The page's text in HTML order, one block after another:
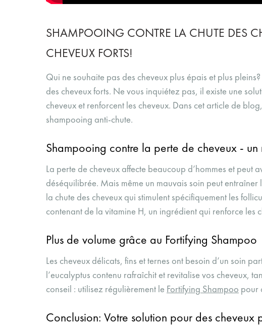
SHAMPOOING CONTRE LA CHUTE DES
CHEVEUX FORTS!
Qui ne souhaite pas des cheveux plus épais et plus
des cheveux forts. Ne vous inquiétez pas, il existe une
cheveux et renforcent les cheveux. Dans cet article de
shampooing anti-chute.
Shampooing contre la perte de cheveux - un
La perte de cheveux affecte beaucoup d’hommes et peut
déséquilibrée. Mais même un mauvais soin peut
la chute des cheveux qui stimulent spécifiquement les
contenant de la vitamine H, un ingrédient qui renforce les
Plus de volume grâce au Fortifying Shampoo
Les cheveux délicats, fins et ternes ont besoin d’un soin
l’eucalyptus contenu rafraîchit et revitalise vos cheveux,
conseil : utilisez régulièrement le Fortifying Shampoo pour
Conclusion: Votre solution pour des cheveux